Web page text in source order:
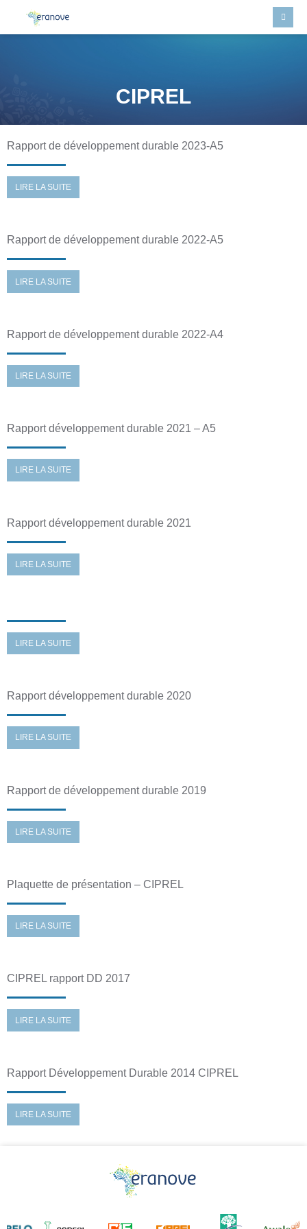
CIPREL
Rapport de développement durable 2023-A5
LIRE LA SUITE
Rapport de développement durable 2022-A5
LIRE LA SUITE
Rapport de développement durable 2022-A4
LIRE LA SUITE
Rapport développement durable 2021 – A5
LIRE LA SUITE
Rapport développement durable 2021
LIRE LA SUITE
LIRE LA SUITE
Rapport développement durable 2020
LIRE LA SUITE
Rapport de développement durable 2019
LIRE LA SUITE
Plaquette de présentation – CIPREL
LIRE LA SUITE
CIPREL rapport DD 2017
LIRE LA SUITE
Rapport Développement Durable 2014 CIPREL
LIRE LA SUITE